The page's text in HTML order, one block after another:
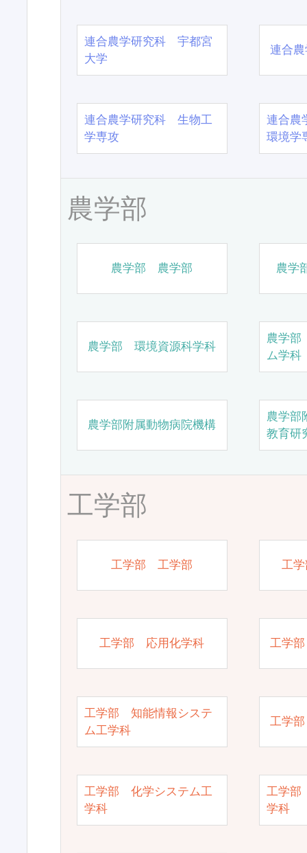
連合農学研究科 宇都宮
大学
連合
連合農学研究科 生物工
学専攻
連合農
環境学
農学部
農学部 農学部 農学
農学部 環境資源科学科
農学
ム学科
農学部附属動物病院機構
農学部
教育研
工学部
工学部 工学部 工
工学部 応用化学科 工学
工学部 知能情報システ
ム工学科
工学
工学部 化学システム工
学科
工学部
学科